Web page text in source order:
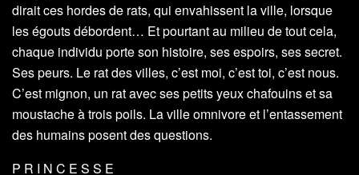
dirait ces hordes de rats, qui envahissent la ville, lorsque
les égouts débordent… Et pourtant au milieu de tout cela,
chaque individu porte son histoire, ses espoirs, ses secret.
Ses peurs. Le rat des villes, c’est moi, c’est toi, c’est nous.
C’est mignon, un rat avec ses petits yeux chafouins et sa
moustache à trois poils. La ville omnivore et l’entassement
des humains posent des questions.
P R I N C E S S E